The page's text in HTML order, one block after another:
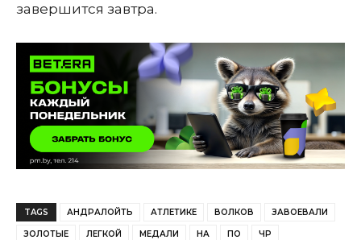
завершится завтра.
TAGS АНДРАЛОЙТЬ АТЛЕТИКЕ ВОЛКОВ ЗАВОЕВАЛИ
ЗОЛОТЫЕ ЛЕГКОЙ МЕДАЛИ НА ПО ЧР